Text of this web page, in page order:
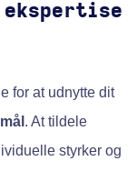
for at udnytte dit
. At tildele
styrker og